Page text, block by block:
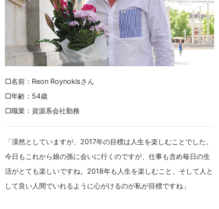
□名前：Reon Roynoklsさん
□年齢：54歳
□職業：資源系会社勤務
「漠然としていますが、2017年の目標は人生を楽しむことでした。
今日もこれから娘の孫に会いに行くのですが、仕事も含め毎日の生
活がとても楽しいですね。2018年も人生を楽しむこと、そして人と
して良い人間でいれるように心がけるのが私が目標ですね」